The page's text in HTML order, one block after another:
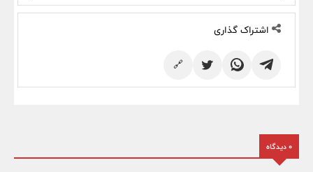
اشتراک گذاری
🔗
0 دیدگاه